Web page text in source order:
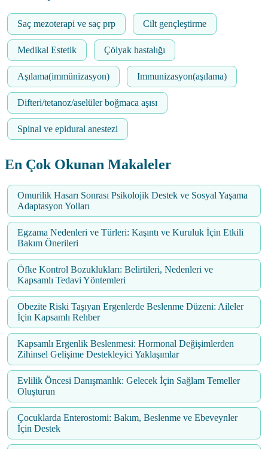
Saç mezoterapi ve saç prp Cilt gençleştirme
Medikal Estetik Çölyak hastalığı
Aşılama(immünizasyon) Immunizasyon(aşılama)
Difteri/tetanoz/aselüler boğmaca aşısı
Spinal ve epidural anestezi
En Çok Okunan Makaleler
Omurilik Hasarı Sonrası Psikolojik Destek ve Sosyal Yaşama
Adaptasyon Yolları
Egzama Nedenleri ve Türleri: Kaşıntı ve Kuruluk İçin Etkili
Bakım Önerileri
Öfke Kontrol Bozuklukları: Belirtileri, Nedenleri ve
Kapsamlı Tedavi Yöntemleri
Obezite Riski Taşıyan Ergenlerde Beslenme Düzeni: Aileler
İçin Kapsamlı Rehber
Kapsamlı Ergenlik Beslenmesi: Hormonal Değişimlerden
Zihinsel Gelişime Destekleyici Yaklaşımlar
Evlilik Öncesi Danışmanlık: Gelecek İçin Sağlam Temeller
Oluşturun
Çocuklarda Enterostomi: Bakım, Beslenme ve Ebeveynler
İçin Destek